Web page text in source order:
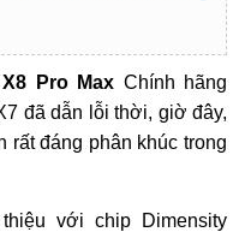
X8 Pro Max Chính hãng
đã dẫn lỗi thời, giờ đây,
rất đáng phân khúc trong
với chip Dimensity